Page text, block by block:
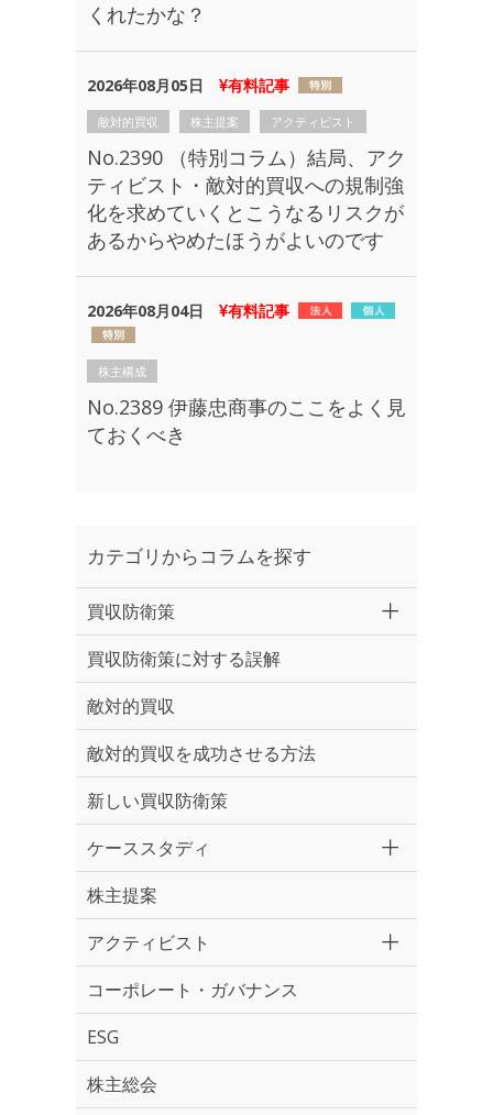
くれたかな？
2026年08月05日 有料記事
敵対的買収 株主提案 アクティビスト
No.2390 （特別コラム）結局、アク
ティビスト・敵対的買収への規制強
化を求めていくとこうなるリスクが
あるからやめたほうがよいのです
2026年08月04日 有料記事
株主構成
No.2389 伊藤忠商事のここをよく見
ておくべき
カテゴリからコラムを探す
買収防衛策
買収防衛策に対する誤解
敵対的買収
敵対的買収を成功させる方法
新しい買収防衛策
ケーススタディ
株主提案
アクティビスト
コーポレート・ガバナンス
ESG
株主総会